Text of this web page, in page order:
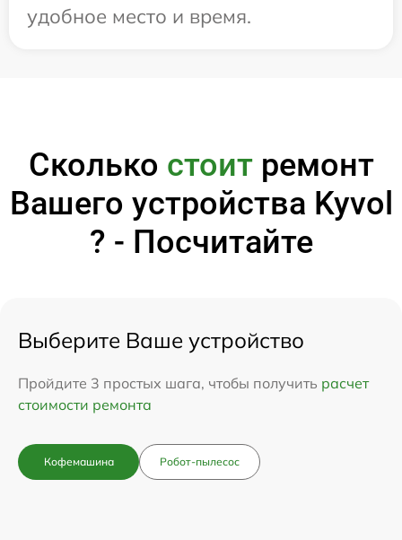
удобное место и время.
Сколько стоитремонт
Вашего устройства Kyvol
? - Посчитайте
Выберите Ваше устройство
Пройдите 3 простых шага, чтобы получить расчет
стоимости ремонта
Кофемашина Робот-пылесос